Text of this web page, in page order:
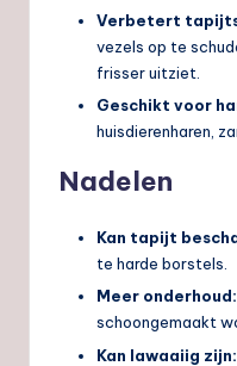
Verbetert
vezels op te
frisser uitziet.
Geschikt voor
huisdierenharen,
Nadelen
Kan tapijt
te harde borstels.
Meer onderhoud:
schoongemaakt
Kan lawaaiig zijn: